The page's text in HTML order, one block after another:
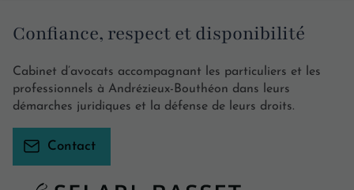
Confiance, respect et disponibilité
Cabinet d’avocats accompagnant les particuliers et les
professionnels à Andrézieux-Bouthéon dans leurs
démarches juridiques et la défense de leurs droits.
Contact